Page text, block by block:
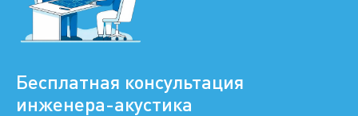
Бесплатная консультация
инженера-акустика